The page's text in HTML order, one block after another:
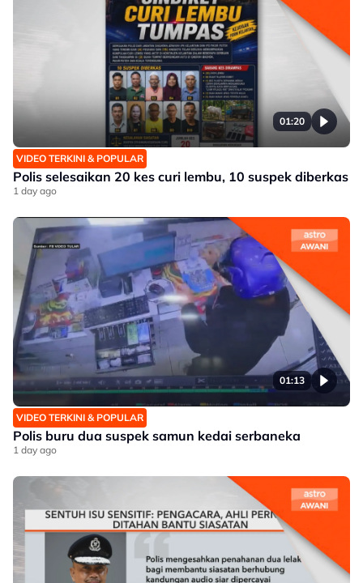
01:20
VIDEO TERKINI & POPULAR
Polis selesaikan 20 kes curi lembu, 10 suspek diberkas
1 day ago
01:13
VIDEO TERKINI & POPULAR
Polis buru dua suspek samun kedai serbaneka
1 day ago